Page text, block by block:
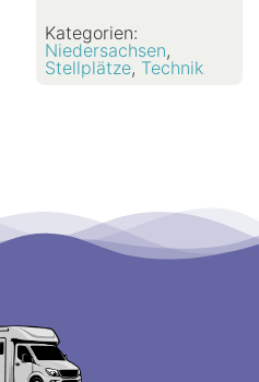
Kategorien:
Niedersachsen,
Stellplätze, Technik